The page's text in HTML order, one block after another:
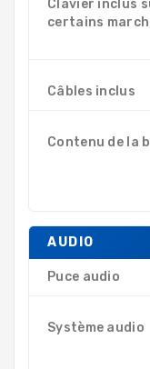
Clavier inclus
certains
Câbles inclus
Contenu de la
AUDIO
Puce audio
Système audio